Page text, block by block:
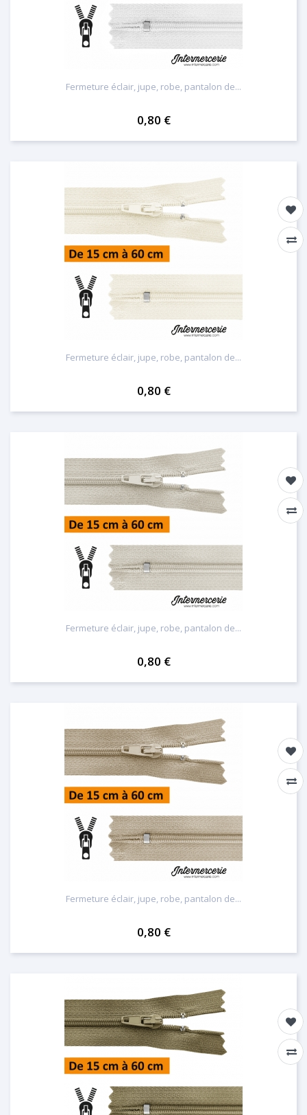
Fermeture éclair, jupe, robe, pantalon de...
0,80 €
Fermeture éclair, jupe, robe, pantalon de...
0,80 €
Fermeture éclair, jupe, robe, pantalon de...
0,80 €
Fermeture éclair, jupe, robe, pantalon de...
0,80 €